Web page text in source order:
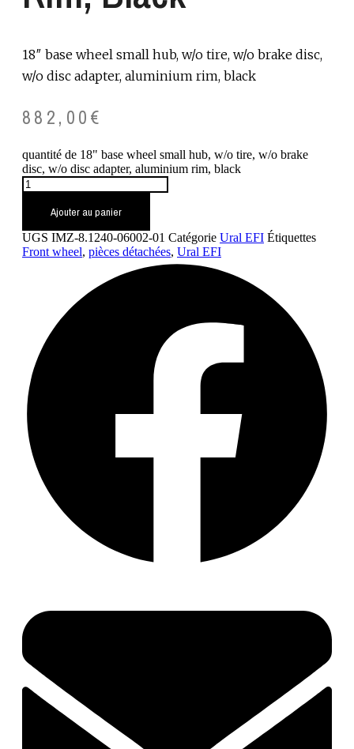
18″ base wheel small hub, w/o tire, w/o brake disc,
w/o disc adapter, aluminium rim, black
882,00€
quantité de 18" base wheel small hub, w/o tire, w/o brake
disc, w/o disc adapter, aluminium rim, black
Ajouter au panier
UGS IMZ-8.1240-06002-01 Catégorie Ural EFI Étiquettes
Front wheel, pièces détachées, Ural EFI